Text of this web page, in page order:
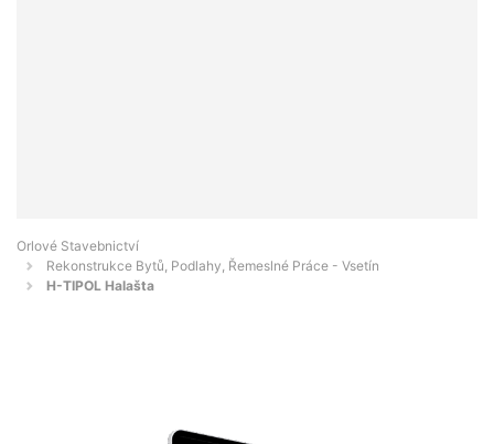
Orlové Stavebnictví
Rekonstrukce Bytů, Podlahy, Řemeslné Práce - Vsetín
H-TIPOL Halašta